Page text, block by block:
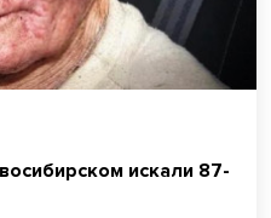
искали 87-